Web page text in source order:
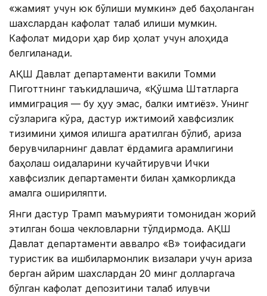
«жамият учун юк бўлиши мумкин» деб баҳоланган
шахслардан кафолат талаб қилиши мумкин.
Кафолат миқдори ҳар бир ҳолат учун алоҳида
белгиланади.
АҚШ Давлат департаменти вакили Томми
Пиготтнинг таъкидлашича, «Қўшма Штатларга
иммиграция — бу ҳуқуқ эмас, балки имтиёз». Унинг
сўзларига кўра, дастур ижтимоий хавфсизлик
тизимини ҳимоя қилишга қаратилган бўлиб, ариза
берувчиларнинг давлат ёрдамига қарамлигини
баҳолаш қоидаларини кучайтирувчи Ички
хавфсизлик департаменти билан ҳамкорликда
амалга ошириляпти.
Янги дастур Трамп маъмурияти томонидан жорий
этилган бошқа чекловларни тўлдирмоқда. АҚШ
Давлат департаменти аввалроқ «B» тоифасидаги
туристик ва ишбилармонлик визалари учун ариза
берган айрим шахслардан 20 минг долларгача
бўлган кафолат депозитини талаб қилувчи